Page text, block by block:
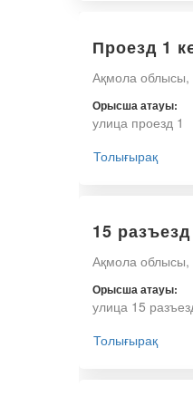
Проезд 1
Ақмола облысы,
Орысша атауы:
улица проезд 1
Толығырақ
15
Ақмола облысы,
Орысша атауы:
улица 15
Толығырақ